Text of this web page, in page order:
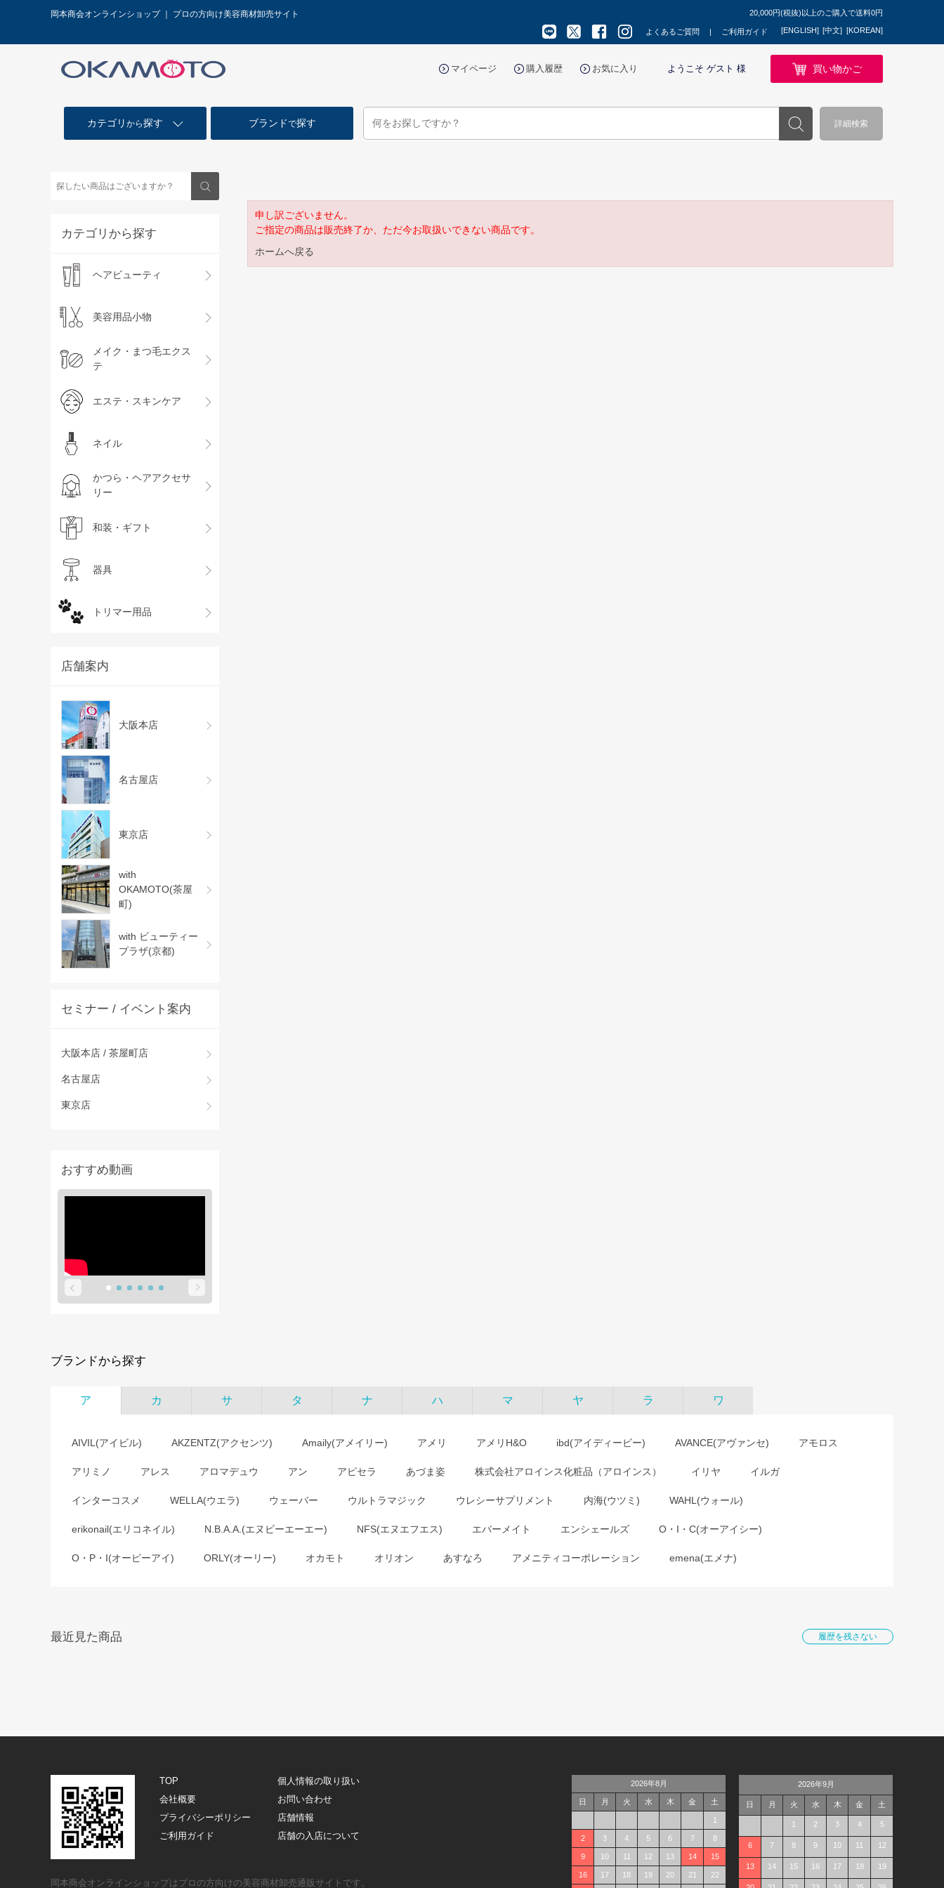
岡本商会オンラインショップ ｜ プロの方向け美容商材卸売サイト 20,000円(税抜)以上のご購入で送料0円
よくあるご質問 ご利用ガイド [ENGLISH] [中文] [KOREAN]
マイページ 購入履歴 お気に入り ようこそ ゲスト 様 買い物かご
カテゴリ から探す ブランドで探す 詳細検索
カテゴリから探す
ヘアビューティ
美容用品小物
メイク・まつ毛エクス
テ
エステ・スキンケア
ネイル
かつら・ヘアアクセサ
リー
和装・ギフト
器具
トリマー用品
店舗案内
大阪本店
名古屋店
東京店
with
OKAMOTO(茶屋
町)
with ビューティー
プラザ(京都)
セミナー / イベント案内
大阪本店 / 茶屋町店
名古屋店
東京店
おすすめ動画
申し訳ございません。
ご指定の商品は販売終了か、ただ今お取扱いできない商品です。
ホームへ戻る
ブランドから探す
ア カ サ タ ナ ハ マ ヤ ラ ワ
AIVIL(アイビル) AKZENTZ(アクセンツ) Amaily(アメイリー) アメリ アメリH&O ibd(アイディービー) AVANCE(アヴァンセ) アモロス
アリミノ アレス アロマデュウ アン アピセラ あづま姿 株式会社アロインス化粧品（アロインス） イリヤ イルガ
インターコスメ WELLA(ウエラ) ウェーバー ウルトラマジック ウレシーサプリメント 内海(ウツミ) WAHL(ウォール)
erikonail(エリコネイル) N.B.A.A.(エヌビーエーエー) NFS(エヌエフエス) エバーメイト エンシェールズ O・I・C(オーアイシー)
O・P・I(オーピーアイ) ORLY(オーリー) オカモト オリオン あすなろ アメニティコーポレーション emena(エメナ)
最近見た商品 履歴を残さない
TOP
個人情報の取り扱い
会社概要
お問い合わせ
プライバシーポリシー
店舗情報
ご利用ガイド
店舗の入店について
岡本商会オンラインショップはプロの方向けの美容商材卸売通販サイトです。
2026年8月
日 月 火 水 木 金 土
1
2 3 4 5 6 7 8
9 10 11 12 13 14 15
16 17 18 19 20 21 22
2026年9月
日 月 火 水 木 金 土
1 2 3 4 5
6 7 8 9 10 11 12
13 14 15 16 17 18 19